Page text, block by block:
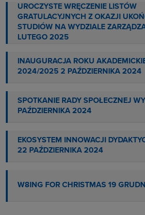
UROCZYSTE WRĘCZENIE LISTÓW
GRATULACYJNYCH Z OKAZJI
STUDIÓW NA WYDZIALE
LUTEGO 2025
INAUGURACJA ROKU
2024/2025 2 PAŹDZIERNIKA 2024
SPOTKANIE RADY SPOŁECZNEJ
PAŹDZIERNIKA 2024
EKOSYSTEM INNOWACJI
22 PAŹDZIERNIKA 2024
W8ING FOR CHRISTMAS 19